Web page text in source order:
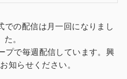
での配信は月一回になりまし
た。
プで毎週配信しています。興
知らせください。